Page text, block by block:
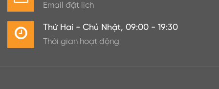
Email đặt lịch
Thứ Hai - Chủ Nhật, 09:00 - 19:30
Thời gian hoạt động